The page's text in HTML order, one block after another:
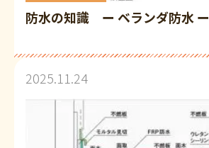
防水の知識 ー ベランダ防水 ー
2025.11.24